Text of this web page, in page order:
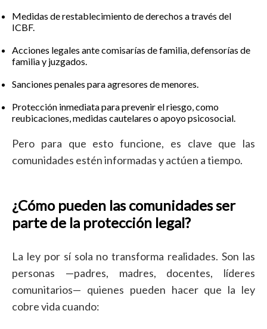
Medidas de restablecimiento de derechos a través del
ICBF.
Acciones legales ante comisarías de familia, defensorías de
familia y juzgados.
Sanciones penales para agresores de menores.
Protección inmediata para prevenir el riesgo, como
reubicaciones, medidas cautelares o apoyo psicosocial.
Pero para que esto funcione, es clave que las
comunidades estén informadas y actúen a tiempo.
¿Cómo pueden las comunidades ser
parte de la protección legal?
La ley por sí sola no transforma realidades. Son las
personas —padres, madres, docentes, líderes
comunitarios— quienes pueden hacer que la ley
cobre vida cuando: